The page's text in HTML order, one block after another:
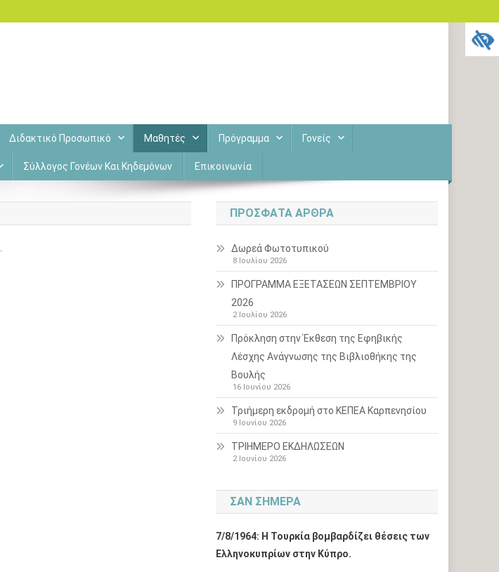
Διδακτικό Προσωπικό Μαθητές Πρόγραμμα Γονείς
Σύλλογος Γονέων Και Κηδεμόνων Επικοινωνία
ΠΡΌΣΦΑΤΑ ΆΡΘΡΑ
Δωρεά Φωτοτυπικού
8 Ιουλίου 2026
ΠΡΟΓΡΑΜΜΑ ΕΞΕΤΑΣΕΩΝ ΣΕΠΤΕΜΒΡΙΟΥ
2026
2 Ιουλίου 2026
Πρόκληση στην Έκθεση της Εφηβικής
Λέσχης Ανάγνωσης της Βιβλιοθήκης της
Βουλής
16 Ιουνίου 2026
Τριήμερη εκδρομή στο ΚΕΠΕΑ Καρπενησίου
9 Ιουνίου 2026
ΤΡΙΗΜΕΡΟ ΕΚΔΗΛΩΣΕΩΝ
2 Ιουνίου 2026
ΣΑΝ ΣΉΜΕΡΑ
7/8/1964: Η Τουρκία βομβαρδίζει θέσεις των
Ελληνοκυπρίων στην Κύπρο.